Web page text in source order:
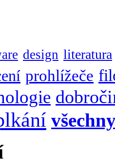
design literatura
prohlížeče